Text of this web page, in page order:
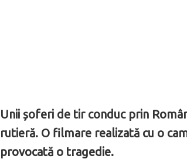
Unii șoferi de tir conduc prin
rutieră. O filmare realizată cu o
provocată o tragedie.